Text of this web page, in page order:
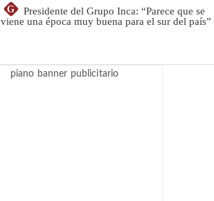
G
Presidente del Grupo Inca: “Parece que se
viene una época muy buena para el sur del país”